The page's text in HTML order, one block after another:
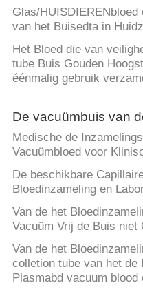
CONTACTEER
ONS
VERZOEK
OM
EEN
CITAAT
SITEMAP
Glas/
van het Buisedta in
Het Bloed die van
tube Buis Gouden
éénmalig gebruik
De vacuümbuis van
Medische de
Vacuümbloed voor
De beschikbare
Bloedinzameling en
Van de het
Vacuüm Vrij de Buis niet
Van de het
colletion tube van het de
Plasmabd vacuum blood